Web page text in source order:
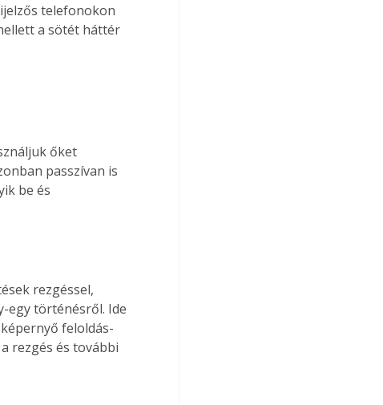
telefonokon
a sötét háttér
őket
passzívan is
be és
rezgéssel,
egy történésről. Ide
feloldás-
rezgés és további